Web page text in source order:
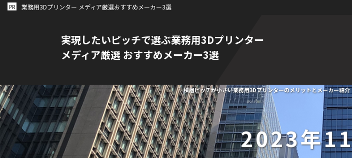
PR 業務用3Dプリンター メディア厳選おすすめメーカー3選
業務用3Dプリンター導入GUIDE
実現したいピッチで選ぶ業務用3Dプリンター
メディア厳選 おすすめメーカー3選
積層ピッチが小さい業務用3Dプリンターのメリットとメーカー紹
2023年